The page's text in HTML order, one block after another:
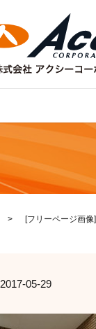
[フリーページ画像]
2017-05-29